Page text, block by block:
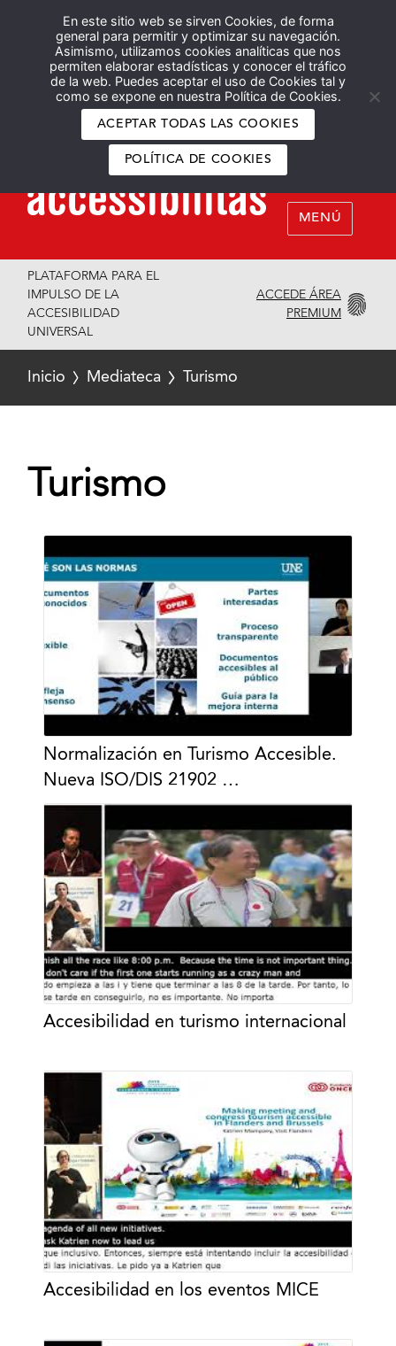
En este sitio web se sirven Cookies, de forma
general para permitir y optimizar su navegación.
Asimismo, utilizamos cookies analíticas que nos
permiten elaborar estadísticas y conocer el tráfico
de la web. Puedes aceptar el uso de Cookies tal y
como se expone en nuestra Política de Cookies.
ACEPTAR TODAS LAS COOKIES
POLÍTICA DE COOKIES
Español English
MENÚ
PLATAFORMA PARA EL
IMPULSO DE LA
ACCESIBILIDAD
UNIVERSAL
ACCEDE ÁREA
PREMIUM
Inicio Mediateca Turismo
Turismo
Normalización en Turismo Accesible.
Nueva ISO/DIS 21902 …
Accesibilidad en turismo internacional
Accesibilidad en los eventos MICE